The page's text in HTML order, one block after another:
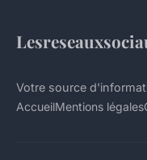
Votre source
AccueilMentions légales